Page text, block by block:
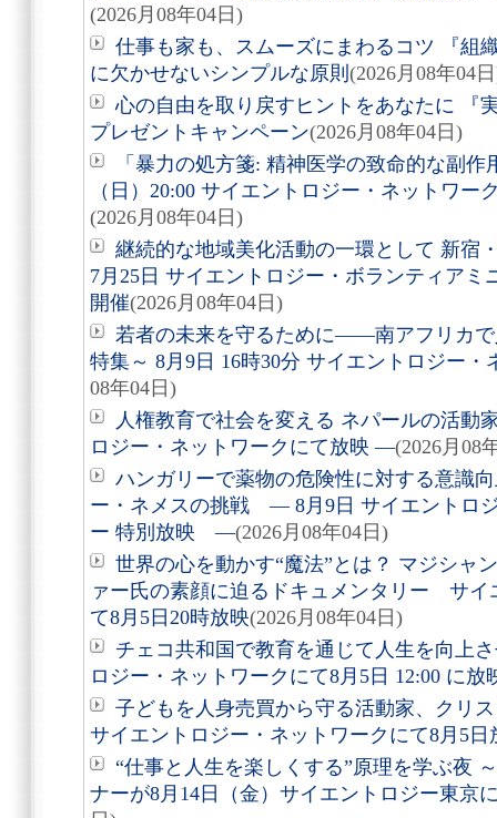
(2026月08年04日)
仕事も家も、スムーズにまわるコツ 『
に欠かせないシンプルな原則 (2026月08年04
心の自由を取り戻すヒントをあなたに 『
プレゼントキャンペーン(2026月08年04日)
「暴力の処方箋: 精神医学の致命的な副
（日）20:00 サイエントロジー・ネットワー
(2026月08年04日)
継続的な地域美化活動の一環として 新宿
7月25日 サイエントロジー・ボランティアミ
開催(2026月08年04日)
若者の未来を守るために――南アフリカ
特集～ 8月9日 16時30分 サイエントロジー・
08年04日)
人権教育で社会を変える ネパールの活動
ロジー・ネットワークにて放映 ―(2026月08
ハンガリーで薬物の危険性に対する意識
ー・ネメスの挑戦 ― 8月9日 サイエントロ
ー 特別放映 ―(2026月08年04日)
世界の心を動かす“魔法”とは？ マジシャ
ァー氏の素顔に迫るドキュメンタリー サイ
て8月5日20時放映(2026月08年04日)
チェコ共和国で教育を通じて人生を向上
ロジー・ネットワークにて8月5日 12:00 に放
子どもを人身売買から守る活動家、クリ
サイエントロジー・ネットワークにて8月5
“仕事と人生を楽しくする”原理を学ぶ夜
ナーが8月14日（金）サイエントロジー東京